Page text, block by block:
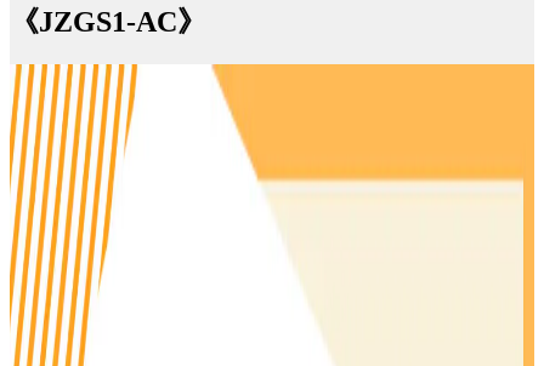
《JZGS1-AC》